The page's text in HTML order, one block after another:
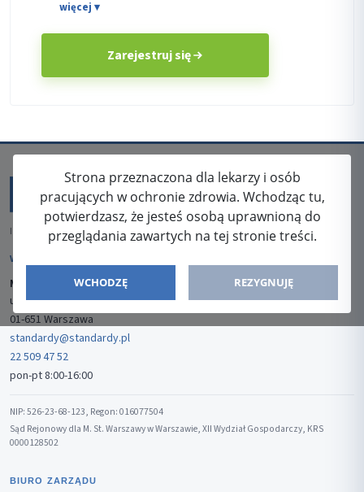
Zarejestruj się
Strona przeznaczona dla lekarzy i osób
pracujących w ochronie zdrowia. Wchodząc tu,
potwierdzasz, że jesteś osobą uprawnioną do
przeglądania zawartych na tej stronie treści.
WCHODZĘ REZYGNUJĘ
ISSN: 2080-5438
WYDAWCA
Media-Press Sp. z o.o.
ul. Gwiaździsta 7B/8
01-651 Warszawa
standardy@standardy.pl
22 509 47 52
pon-pt 8:00-16:00
NIP: 526-23-68-123, Regon: 016077504
Sąd Rejonowy dla M. St. Warszawy w Warszawie, XII Wydział Gospodarczy, KRS
0000128502
BIURO ZARZĄDU